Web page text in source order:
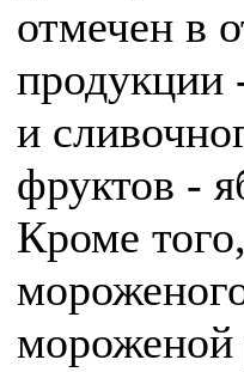
отмечен в
продукции
и
фруктов -
Кроме